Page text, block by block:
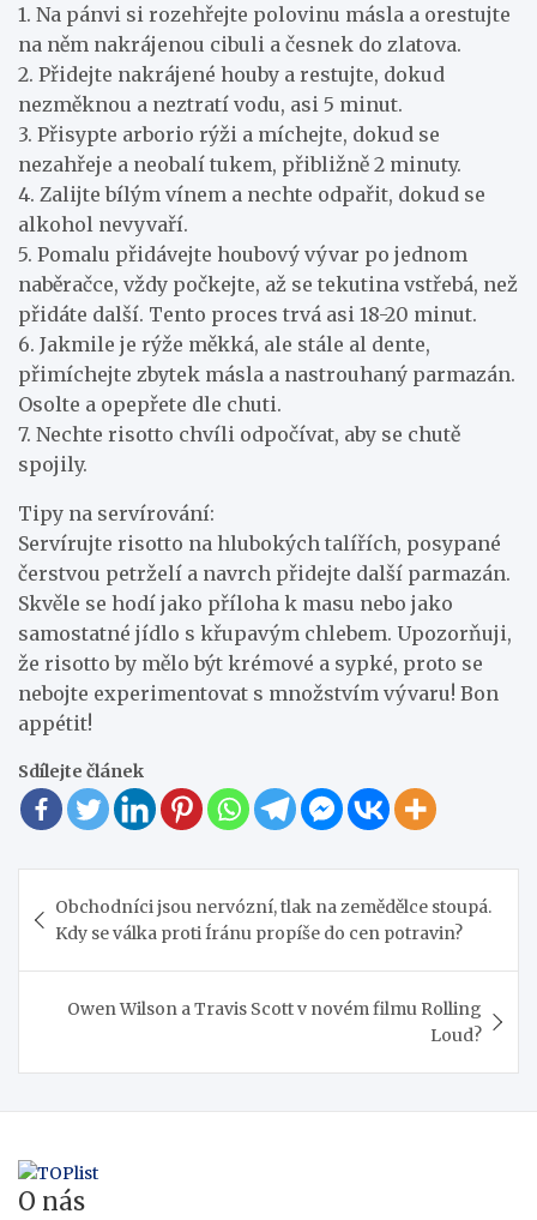
1. Na pánvi si rozehřejte polovinu másla a orestujte
na něm nakrájenou cibuli a česnek do zlatova.
2. Přidejte nakrájené houby a restujte, dokud
nezměknou a neztratí vodu, asi 5 minut.
3. Přisypte arborio rýži a míchejte, dokud se
nezahřeje a neobalí tukem, přibližně 2 minuty.
4. Zalijte bílým vínem a nechte odpařit, dokud se
alkohol nevyvaří.
5. Pomalu přidávejte houbový vývar po jednom
naběračce, vždy počkejte, až se tekutina vstřebá, než
přidáte další. Tento proces trvá asi 18-20 minut.
6. Jakmile je rýže měkká, ale stále al dente,
přimíchejte zbytek másla a nastrouhaný parmazán.
Osolte a opepřete dle chuti.
7. Nechte risotto chvíli odpočívat, aby se chutě
spojily.
Tipy na servírování:
Servírujte risotto na hlubokých talířích, posypané
čerstvou petrželí a navrch přidejte další parmazán.
Skvěle se hodí jako příloha k masu nebo jako
samostatné jídlo s křupavým chlebem. Upozorňuji,
že risotto by mělo být krémové a sypké, proto se
nebojte experimentovat s množstvím vývaru! Bon
appétit!
Sdílejte článek
pro
příspěvek
Obchodníci jsou nervózní, tlak na zemědělce stoupá.
Kdy se válka proti Íránu propíše do cen potravin?
Owen Wilson a Travis Scott v novém filmu Rolling
Loud?
O nás